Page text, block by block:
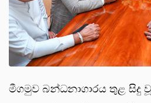
මීගමුව බන්ධනාගාරය තුළ